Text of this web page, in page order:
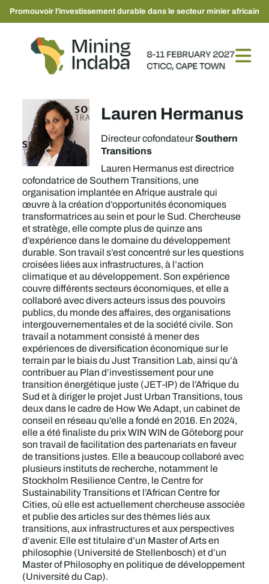
Promouvoir l'investissement durable dans le secteur minier africain
Lauren Hermanus
Directeur cofondateurSouthern
Transitions
Lauren Hermanus est directrice
cofondatrice de Southern Transitions, une
organisation implantée en Afrique australe qui
œuvre à la création d’opportunités économiques
transformatrices au sein et pour le Sud. Chercheuse
et stratège, elle compte plus de quinze ans
d’expérience dans le domaine du développement
durable. Son travail s’est concentré sur les questions
croisées liées aux infrastructures, à l’action
climatique et au développement. Son expérience
couvre différents secteurs économiques, et elle a
collaboré avec divers acteurs issus des pouvoirs
publics, du monde des affaires, des organisations
intergouvernementales et de la société civile. Son
travail a notamment consisté à mener des
expériences de diversification économique sur le
terrain par le biais du Just Transition Lab, ainsi qu’à
contribuer au Plan d’investissement pour une
transition énergétique juste (JET-IP) de l’Afrique du
Sud et à diriger le projet Just Urban Transitions, tous
deux dans le cadre de How We Adapt, un cabinet de
conseil en réseau qu’elle a fondé en 2016. En 2024,
elle a été finaliste du prix WIN WIN de Göteborg pour
son travail de facilitation des partenariats en faveur
de transitions justes. Elle a beaucoup collaboré avec
plusieurs instituts de recherche, notamment le
Stockholm Resilience Centre, le Centre for
Sustainability Transitions et l’African Centre for
Cities, où elle est actuellement chercheuse associée
et publie des articles sur des thèmes liés aux
transitions, aux infrastructures et aux perspectives
d’avenir. Elle est titulaire d’un Master of Arts en
philosophie (Université de Stellenbosch) et d’un
Master of Philosophy en politique de développement
(Université du Cap).